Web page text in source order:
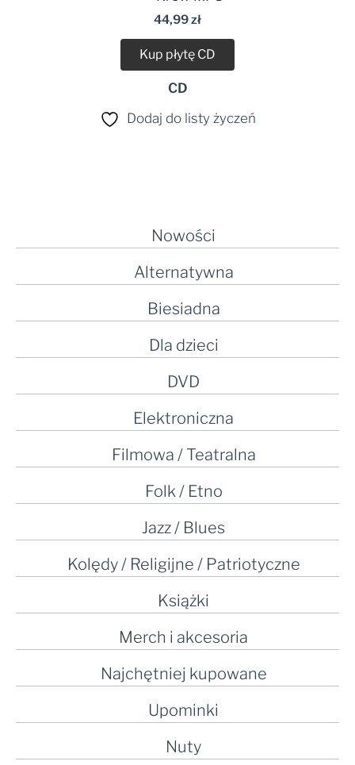
Nowości
Alternatywna
Biesiadna
Dla dzieci
DVD
Elektroniczna
Filmowa / Teatralna
Folk / Etno
Jazz / Blues
Kolędy / Religijne / Patriotyczne
Książki
Merch i akcesoria
Najchętniej kupowane
Upominki
Nuty
dźwiękowych
44,99zł
Kup płytę CD
CD
Dodaj do listy życzeń